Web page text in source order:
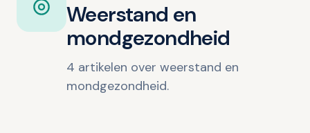
Weerstand en
mondgezondheid
4 artikelen over weerstand en
mondgezondheid.